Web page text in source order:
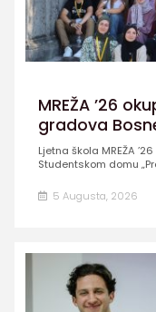
MREŽA ’26
gradova
Ljetna škola MREŽA
Studentskom domu
5 Augusta, 2026